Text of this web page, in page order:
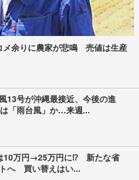
メ余りに農家が悲鳴 売値は生産
13号が沖縄最接近、今後の進
「雨台風」か…来週...
10万円→25万円に⁉ 新たな省
へ 買い替えはい...